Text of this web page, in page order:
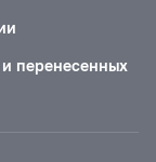
перенесенных